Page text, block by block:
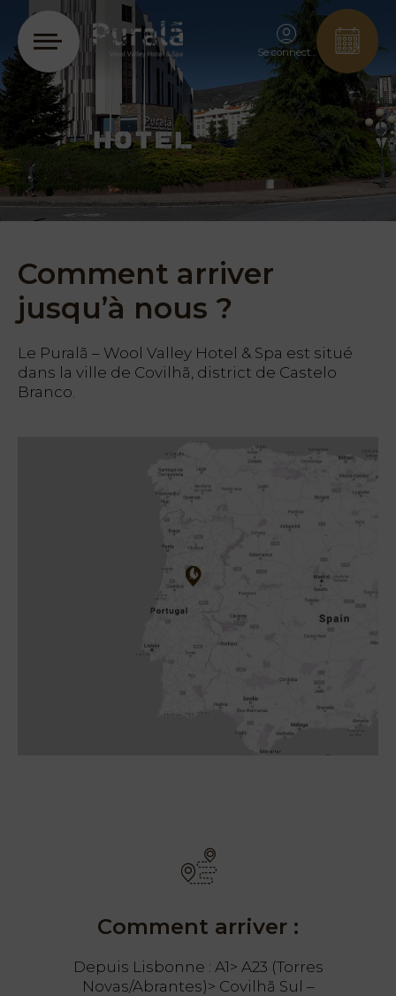
Se connecter
Comment arriver
jusqu’à nous ?
Le Puralã – Wool Valley Hotel & Spa est situé
dans la ville de Covilhã, district de Castelo
Branco.
Comment arriver :
Depuis Lisbonne : A1> A23 (Torres
Novas/Abrantes)> Covilhã Sul –